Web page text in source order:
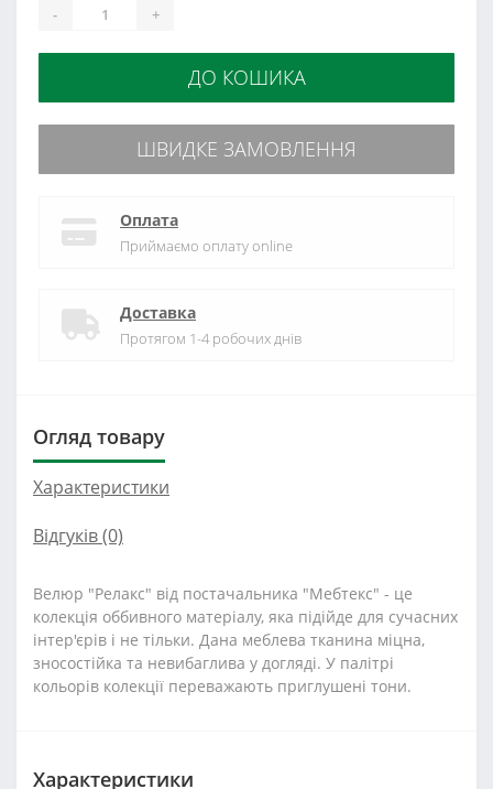
- +
ДО КОШИКА
ШВИДКЕ ЗАМОВЛЕННЯ
Оплата
Приймаємо оплату online
Доставка
Протягом 1-4 робочих днів
Огляд товару
Характеристики
Відгуків (0)
Велюр "Релакс" від постачальника "Мебтекс" - це
колекція оббивного матеріалу, яка підійде для сучасних
інтер'єрів і не тільки. Дана меблева тканина міцна,
зносостійка та невибаглива у догляді. У палітрі
кольорів колекції переважають приглушені тони.
Характеристики